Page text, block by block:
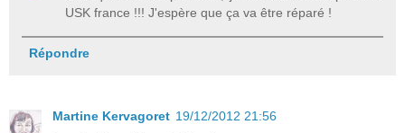
USK france !!! J'espère que ça va être réparé !
Répondre
Martine Kervagoret 19/12/2012 21:56